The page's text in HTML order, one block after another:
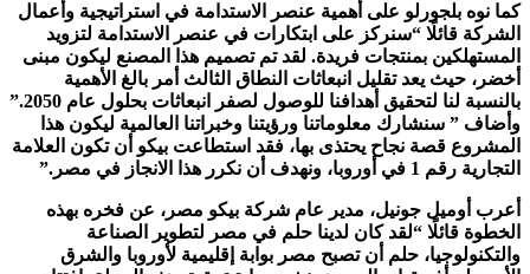
كما نوه بلجورلو على أهمية عنصر الاستدامة في استراتيجية وأعمال
الشركة قائلًا “سنركز على ابتكارات في عنصر الاستدامة لتزويد
المستهلكين بمنتجات فريدة. لقد تم تصميم هذا المصنع ليكون مبنى
أخضر، حيث يعد تقليل انبعاثات النطاق الثالث أمر بالغ الأهمية
بالنسبة لنا لتحقيق أهدافنا للوصول لصفر انبعاثات بحلول عام 2050.”
وأضاف ” سنشارك معلوماتنا ورؤيتنا وخبراتنا العالمية ليكون هذا
المشروع قصة نجاح يحتذى بها، فقد استطاعت بيكو أن تكون العلامة
التجارية رقم 1 في أوروبا، ونهدف أن نكرر هذا الانجاز في مصر.”
أعرب أوميل جونيل، مدير عام شركة بيكو مصر، عن فخره بهذه
الخطوة قائلًا “لقد كان لدينا حلم في مصر لتطوير الصناعة
والتكنولوجيا، حلم أن تصبح مصر بوابة إقليمية لأوروبا والشرق